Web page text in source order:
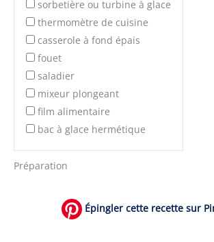
sorbetière ou turbine à glace
thermomètre de cuisine
casserole à fond épais
fouet
saladier
mixeur plongeant
film alimentaire
bac à glace hermétique
Préparation
Épingler cette recette sur